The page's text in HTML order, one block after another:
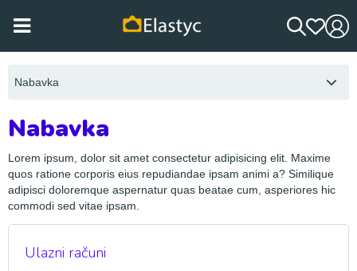
Nabavka
Nabavka
Lorem ipsum, dolor sit amet consectetur adipisicing elit. Maxime
quos ratione corporis eius repudiandae ipsam animi a? Similique
adipisci doloremque aspernatur quas beatae cum, asperiores hic
commodi sed vitae ipsam.
Ulazni računi